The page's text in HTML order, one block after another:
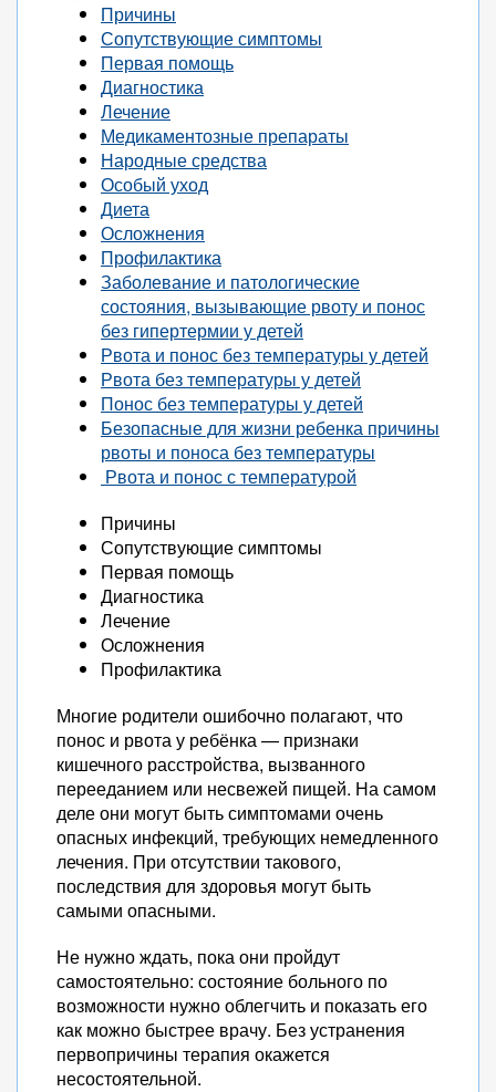
Причины
Сопутствующие симптомы
Первая помощь
Диагностика
Лечение
Медикаментозные препараты
Народные средства
Особый уход
Диета
Осложнения
Профилактика
Заболевание и патологические
состояния, вызывающие рвоту и понос
без гипертермии у детей
Рвота и понос без температуры у детей
Рвота без температуры у детей
Понос без температуры у детей
Безопасные для жизни ребенка причины
рвоты и поноса без температуры
Рвота и понос с температурой
Причины
Сопутствующие симптомы
Первая помощь
Диагностика
Лечение
Осложнения
Профилактика
Многие родители ошибочно полагают, что
понос и рвота у ребёнка — признаки
кишечного расстройства, вызванного
перееданием или несвежей пищей. На самом
деле они могут быть симптомами очень
опасных инфекций, требующих немедленного
лечения. При отсутствии такового,
последствия для здоровья могут быть
самыми опасными.
Не нужно ждать, пока они пройдут
самостоятельно: состояние больного по
возможности нужно облегчить и показать его
как можно быстрее врачу. Без устранения
первопричины терапия окажется
несостоятельной.